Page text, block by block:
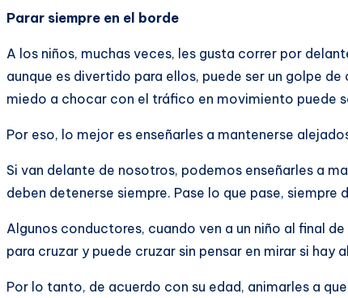
Parar siempre en el borde
A los niños, muchas veces, les gusta correr por
aunque es divertido para ellos, puede ser un golpe
miedo a chocar con el tráfico en movimiento puede
Por eso, lo mejor es enseñarles a mantenerse
Si van delante de nosotros, podemos enseñarles a
deben detenerse siempre. Pase lo que pase, siempre
Algunos conductores, cuando ven a un niño al final
para cruzar y puede cruzar sin pensar en mirar si hay
Por lo tanto, de acuerdo con su edad, animarles a